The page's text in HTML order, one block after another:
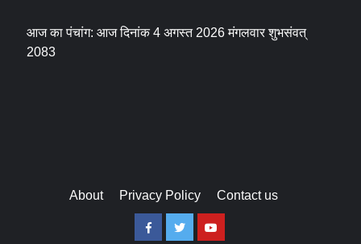
आज का पंचांग: आज दिनांक 4 अगस्त 2026 मंगलवार शुभसंवत्
2083
About Privacy Policy Contact us
FacebookTwitterYoutube